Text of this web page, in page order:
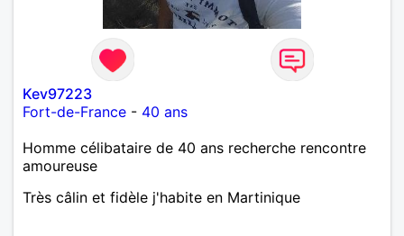
Kev97223
Fort-de-France - 40 ans
Homme célibataire de 40 ans recherche rencontre
amoureuse
Très câlin et fidèle j'habite en Martinique